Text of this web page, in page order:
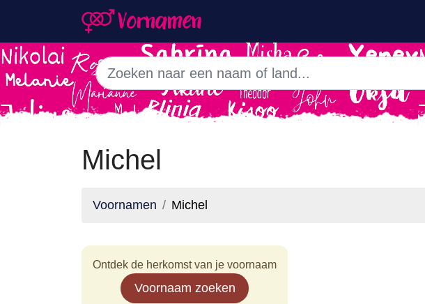
Michel
Voornamen Michel
Ontdek de herkomst van je voornaam
Voornaam zoeken